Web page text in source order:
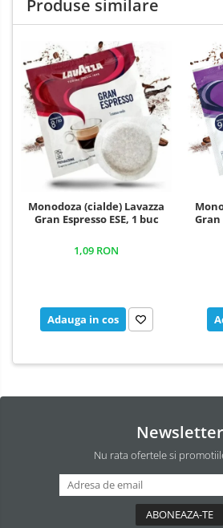
Produse similare
Monodoza (cialde) Lavazza
Gran Espresso ESE, 1 buc
1,09 RON
Adauga in cos
Gran
Newsletter
Nu rata ofertele si